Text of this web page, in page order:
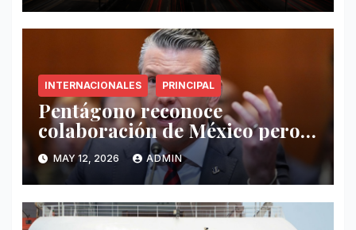
INTERNACIONALES PRINCIPAL
Pentágono reconoce
colaboración de México pero
exige mayor operatividad
antidrogas
MAY 12, 2026 ADMIN